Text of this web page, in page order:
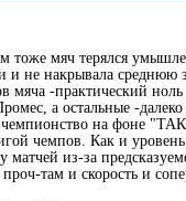
тоже мяч терялся
и не накрывала среднюю
мяча -практический
а остальные -
чемпионство на фоне
чемпов. Как и
из-за
проч-там и скорость и